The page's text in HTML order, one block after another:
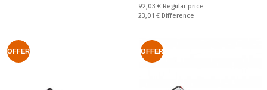
Regular price:
92,03 € Regular price
Спестявате:
23,01 € Difference
OFFER OFFER